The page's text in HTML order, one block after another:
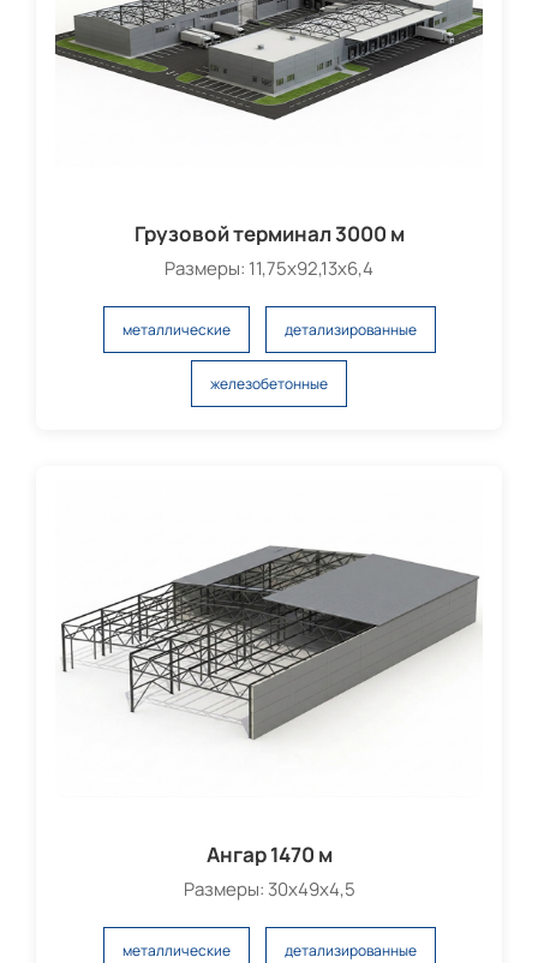
Грузовой терминал 3000 м
Размеры: 11,75х92,13х6,4
металлические детализированные
железобетонные
Ангар 1470 м
Размеры: 30х49х4,5
металлические детализированные